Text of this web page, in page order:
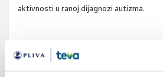
aktivnosti u ranoj dijagnozi autizma.
Current Biology 10.1016/j.cub.2011.12.056